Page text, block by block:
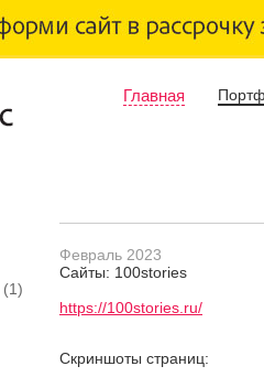
Главная
(1)
Февраль 2023
Сайты: 100stories
https://100stories.ru/
Скриншоты страниц: